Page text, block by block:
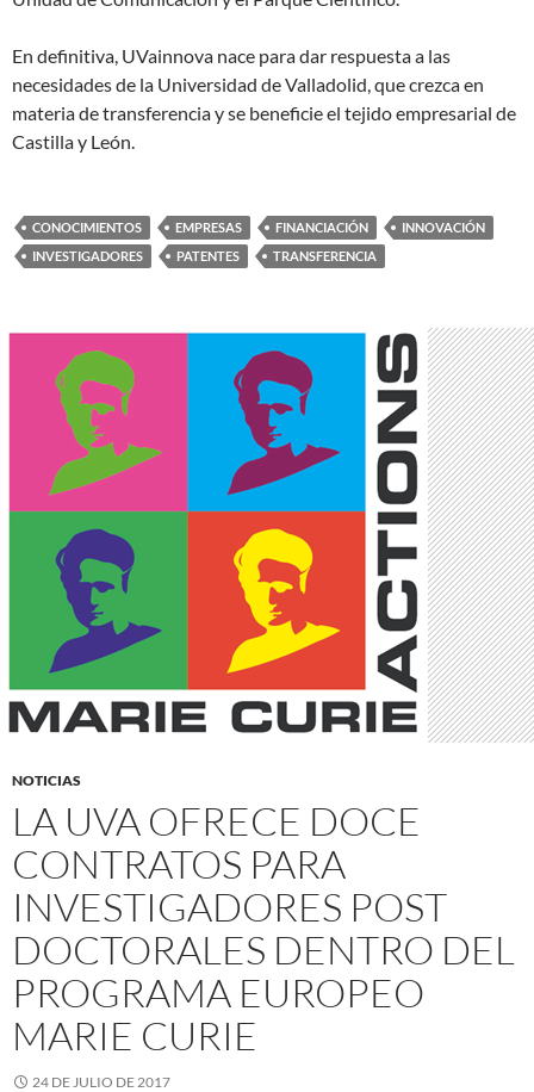
En definitiva, UVainnova nace para dar respuesta a las
necesidades de la Universidad de Valladolid, que crezca en
materia de transferencia y se beneficie el tejido empresarial de
Castilla y León.
CONOCIMIENTOS EMPRESAS FINANCIACIÓN
INNOVACIÓN
INVESTIGADORES
PATENTES TRANSFERENCIA
NOTICIAS
LA UVA OFRECE DOCE
CONTRATOS PARA
INVESTIGADORES POST
DOCTORALES DENTRO DEL
PROGRAMA EUROPEO
MARIE CURIE
24 DE JULIO DE 2017